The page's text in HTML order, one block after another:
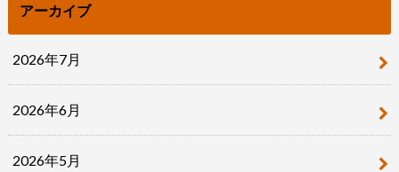
アーカイブ
2026年7月
2026年6月
2026年5月